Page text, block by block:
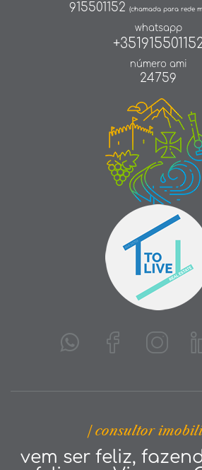
915501152 (chamada para rede
whatsapp
número ami
24759
| consultor
vem ser feliz,